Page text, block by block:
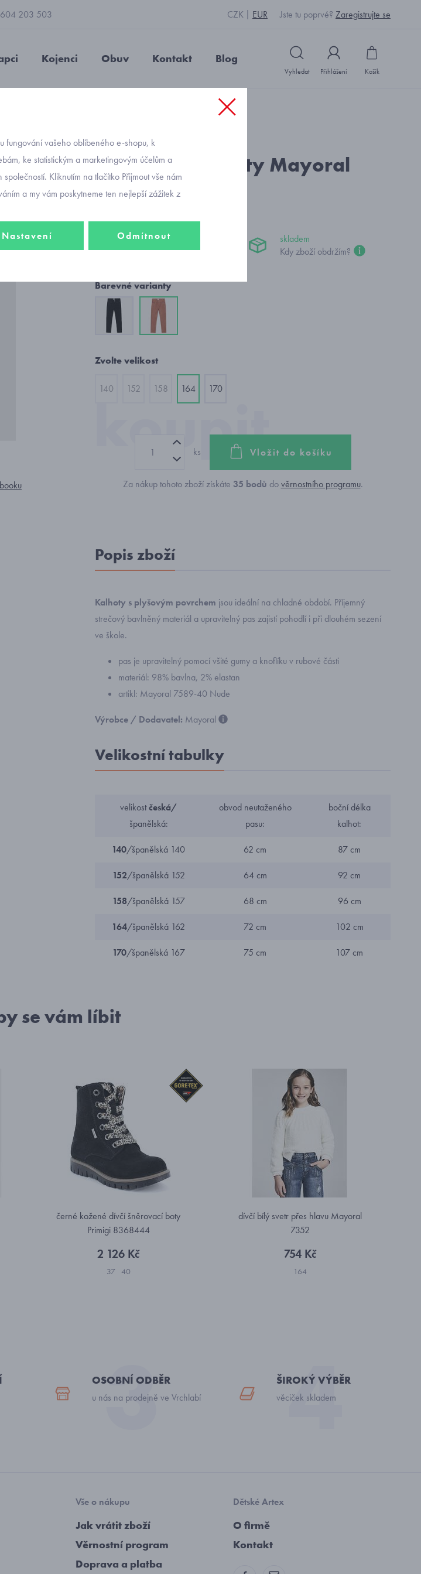
604 203 503 CZK EUR Jste tu poprvé? Zaregistrujte se
Kojenci Obuv Kontakt Blog
Vyhledat Přihlášení Košík
Objednávací kód: S19668_pudrová
dívčí teplé kalhoty Mayoral
7589-40 Nude
986 Kč
690 Kč
skladem
Kdy zboží obdržím?
Barevné varianty
Zvolte velikost
140 152 158 164 170
ks Vložit do košíku
Za nákup tohoto zboží získáte 35 bodů dověrnostního programu.
Popis zboží
Kalhoty s plyšovým povrchem jsou ideální na chladné období. Příjemný
strečový bavlněný materiál a upravitelný pas zajistí pohodlí i při dlouhém sezení
ve škole.
pas je upravitelný pomocí všité gumy a knoflíku v rubové části
materiál: 98% bavlna, 2% elastan
artikl: Mayoral 7589-40 Nude
Výrobce / Dodavatel: Mayoral
Velikostní tabulky
velikostčeská/
španělská:
obvod neutaženého
pasu:
boční délka
kalhot:
140/španělská 140 62 cm 87 cm
152/španělská 152 64 cm 92 cm
158/španělská 157 68 cm 96 cm
164/španělská 162 72 cm 102 cm
170/španělská 167 75 cm 107 cm
se vám líbit
černé kožené dívčí šněrovací boty
Primigi 8368444
2 126 Kč
37 40
dívčí bílý svetr přes hlavu Mayoral
7352
754 Kč
164
OSOBNÍ ODBĚR
u nás na prodejně ve Vrchlabí
ŠIROKÝ VÝBĚR
věciček skladem
Vše o nákupu
Jak vrátit zboží
Věrnostní program
Doprava a platba
Dětské Artex
O firmě
Kontakt
fungování vašeho oblíbeného e-shopu, k
ke statistickým a marketingovým účelům a
společností. Kliknutím na tlačítko Přijmout vše nám
a my vám poskytneme ten nejlepší zážitek z
Nastavení Odmítnout